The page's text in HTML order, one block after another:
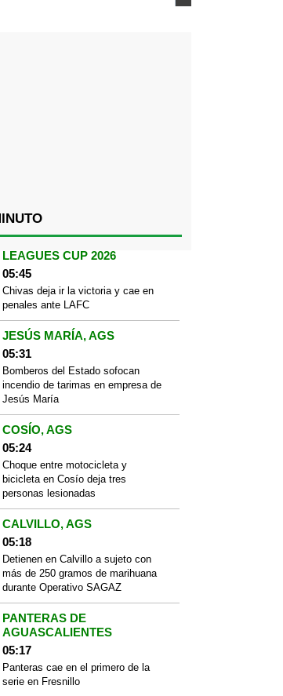
LEAGUES CUP 2026
05:45
Chivas deja ir la victoria y cae en
penales ante LAFC
JESÚS MARÍA, AGS
05:31
Bomberos del Estado sofocan
incendio de tarimas en empresa de
Jesús María
COSÍO, AGS
05:24
Choque entre motocicleta y
bicicleta en Cosío deja tres
personas lesionadas
CALVILLO, AGS
05:18
Detienen en Calvillo a sujeto con
más de 250 gramos de marihuana
durante Operativo SAGAZ
PANTERAS DE
AGUASCALIENTES
05:17
Panteras cae en el primero de la
serie en Fresnillo